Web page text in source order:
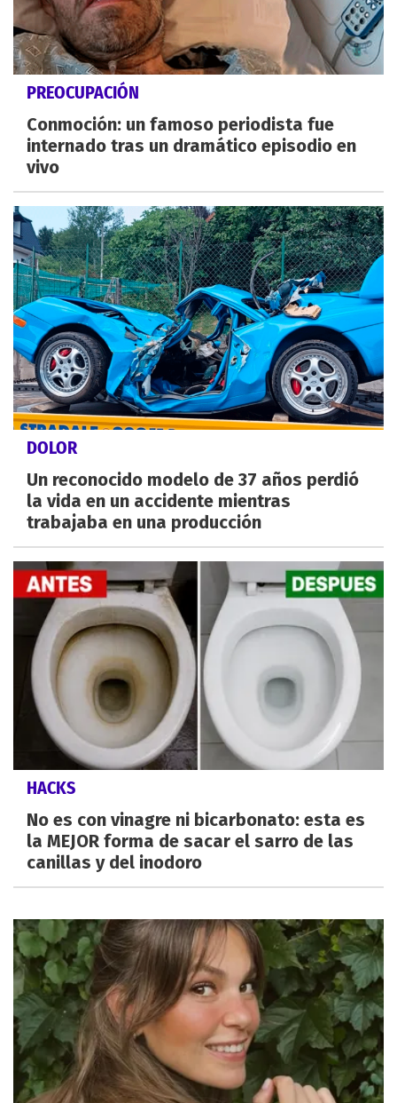
PREOCUPACIÓN
Conmoción: un famoso periodista fue
internado tras un dramático episodio en
vivo
DOLOR
Un reconocido modelo de 37 años perdió
la vida en un accidente mientras
trabajaba en una producción
HACKS
No es con vinagre ni bicarbonato: esta es
la MEJOR forma de sacar el sarro de las
canillas y del inodoro